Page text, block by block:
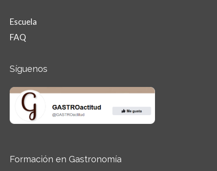
Escuela
FAQ
Síguenos
Formación en Gastronomía